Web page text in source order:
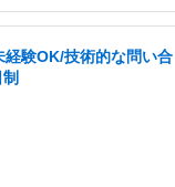
験OK/技術的な問い合